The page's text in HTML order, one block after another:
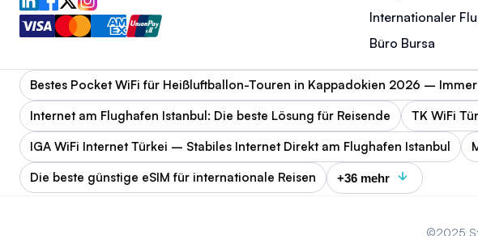
Internationaler
Büro Bursa
Bestes Pocket WiFi für Heißluftballon-Touren in Kappadokien 2026 –
Internet am Flughafen Istanbul: Die beste Lösung für Reisende
TK WiFi
IGA WiFi Internet Türkei – Stabiles Internet Direkt am Flughafen Istanbul
Die beste günstige eSIM für internationale Reisen
+36 mehr
©2025